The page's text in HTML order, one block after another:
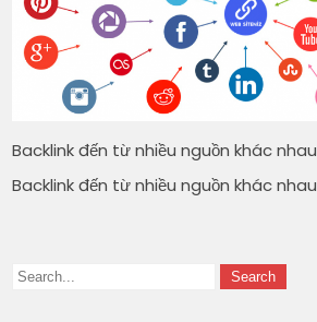
Backlink đến từ nhiều nguồn khác nhau
Backlink đến từ nhiều nguồn khác nhau